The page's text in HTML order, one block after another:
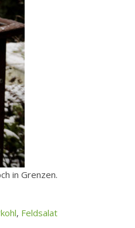
in Grenzen.
, Feldsalat